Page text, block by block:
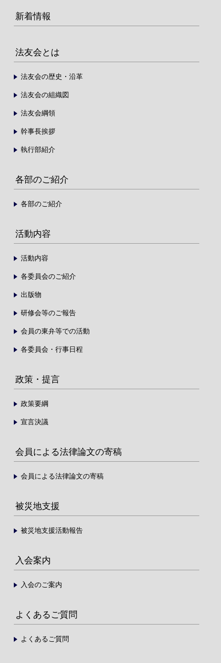
新着情報
法友会とは
法友会の歴史・沿革
法友会の組織図
法友会綱領
幹事長挨拶
執行部紹介
各部のご紹介
各部のご紹介
活動内容
活動内容
各委員会のご紹介
出版物
研修会等のご報告
会員の東弁等での活動
各委員会・行事日程
政策・提言
政策要綱
宣言決議
会員による法律論文の寄稿
会員による法律論文の寄稿
被災地支援
被災地支援活動報告
入会案内
入会のご案内
よくあるご質問
よくあるご質問